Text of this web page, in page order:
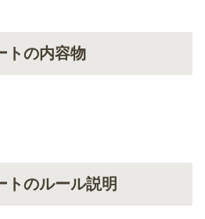
トの内容物
トのルール説明